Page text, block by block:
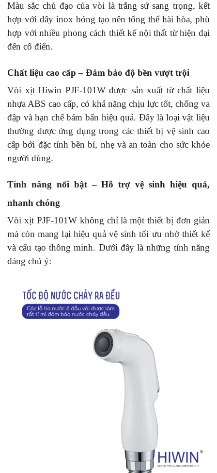
Màu sắc chủ đạo của vòi là trắng sứ sang trọng, kết
hợp với dây inox bóng tạo nên tổng thể hài hòa, phù
hợp với nhiều phong cách thiết kế nội thất từ hiện đại
đến cổ điển.
Chất liệu cao cấp – Đảm bảo độ bền vượt trội
Vòi xịt Hiwin PJF-101W được sản xuất từ chất liệu
nhựa ABS cao cấp, có khả năng chịu lực tốt, chống va
đập và hạn chế bám bẩn hiệu quả. Đây là loại vật liệu
thường được ứng dụng trong các thiết bị vệ sinh cao
cấp bởi đặc tính bền bỉ, nhẹ và an toàn cho sức khỏe
người dùng.
Tính năng nổi bật – Hỗ trợ vệ sinh hiệu quả,
nhanh chóng
Vòi xịt PJF-101W không chỉ là một thiết bị đơn giản
mà còn mang lại hiệu quả vệ sinh tối ưu nhờ thiết kế
và cấu tạo thông minh. Dưới đây là những tính năng
đáng chú ý: